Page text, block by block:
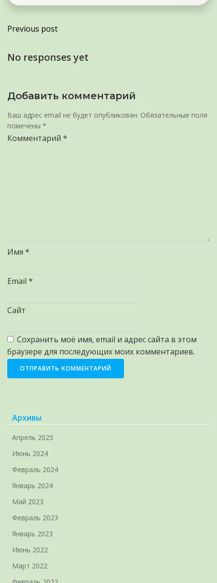
Previous post
No responses yet
Добавить комментарий
Ваш адрес email не будет опубликован. Обязательные поля
помечены *
Комментарий *
Имя *
Email *
Сайт
Сохранить моё имя, email и адрес сайта в этом
браузере для последующих моих комментариев.
Архивы
Апрель 2025
Июнь 2024
Февраль 2024
Январь 2024
Май 2023
Февраль 2023
Январь 2023
Июнь 2022
Март 2022